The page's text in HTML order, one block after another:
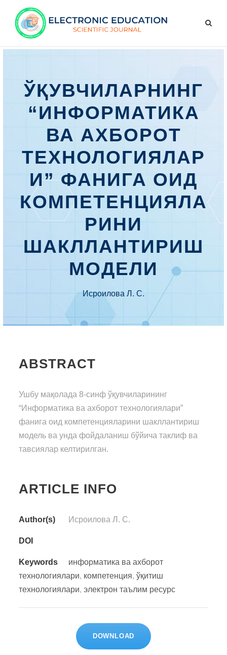
ЎҚУВЧИЛАРНИНГ
“ИНФОРМАТИКА
ВА АХБОРОТ
ТЕХНОЛОГИЯЛАР
И” ФАНИГА ОИД
КОМПЕТЕНЦИЯЛА
РИНИ
ШАКЛЛАНТИРИШ
МОДЕЛИ
Исроилова Л. С.
ABSTRACT
Ушбу мақолада 8-синф ўқувчиларининг
“Информатика ва ахборот технологиялари”
фанига оид компетенцияларини шакллантириш
модель ва унда фойдаланиш бўйича таклиф ва
тавсиялар келтирилган.
ARTICLE INFO
Author(s) Исроилова Л. С.
DOI
Keywords
информатика ва ахборот
технологиялари, компетенция, ўқитиш
технологиялари, электрон таълим ресурс
DOWNLOAD